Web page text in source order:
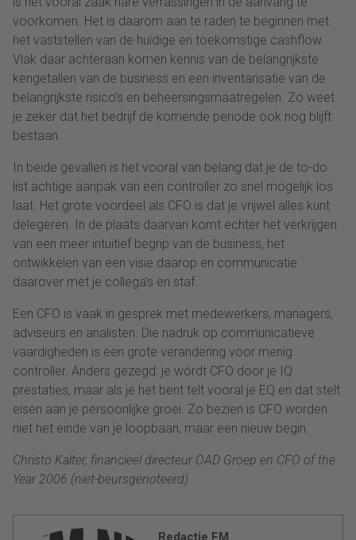
voorkomen. Het is daarom aan te raden te beginnen met
het vaststellen van de huidige en toekomstige cashflow.
Vlak daar achteraan komen kennis van de belangrijkste
kengetallen van de business en een inventarisatie van de
belangrijkste risico’s en beheersingsmaatregelen. Zo weet
je zeker dat het bedrijf de komende periode ook nog blijft
bestaan.
In beide gevallen is het vooral van belang dat je de to-do
list achtige aanpak van een controller zo snel mogelijk los
laat. Het grote voordeel als CFO is dat je vrijwel alles kunt
delegeren. In de plaats daarvan komt echter het verkrijgen
van een meer intuïtief begrip van de business, het
ontwikkelen van een visie daarop en communicatie
daarover met je collega’s en staf.
Een CFO is vaak in gesprek met medewerkers, managers,
adviseurs en analisten. Die nadruk op communicatieve
vaardigheden is een grote verandering voor menig
controller. Anders gezegd: je wórdt CFO door je IQ
prestaties, maar als je het bent telt vooral je EQ en dat stelt
eisen aan je persoonlijke groei. Zo bezien is CFO worden
niet het einde van je loopbaan, maar een nieuw begin.
Christo Kalter, financieel directeur OAD Groep en CFO of the
Year 2006 (niet-beursgenoteerd)
Redactie FM